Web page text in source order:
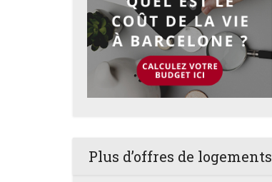
Plus d’offres de logements